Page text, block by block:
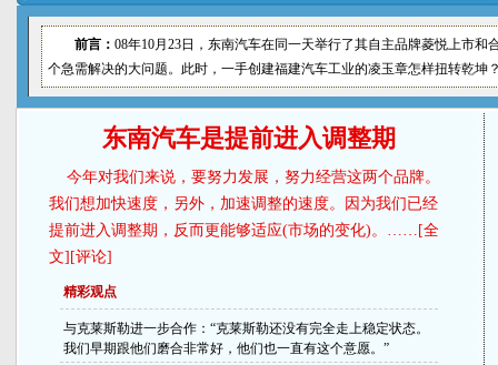
前言： 08年10月23日，东南汽车在同一天举行了其自主品牌菱悦上市
个急需解决的大问题。此时，一手创建福建汽车工业的凌玉章怎样扭转乾坤
东南汽车是提前进入调整期
今年对我们来说，要努力发展，努力经营这两个品牌。
我们想加快速度，另外，加速调整的速度。因为我们已经
提前进入调整期，反而更能够适应(市场的变化)。……[全
文][评论]
精彩观点
与克莱斯勒进一步合作：“克莱斯勒还没有完全走上稳定状态。
我们早期跟他们磨合非常好，他们也一直有这个意愿。”